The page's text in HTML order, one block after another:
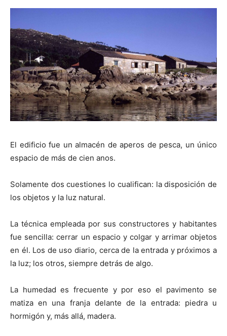
El edificio fue un almacén de aperos de pesca, un único
espacio de más de cien anos.
Solamente dos cuestiones lo cualifican: la disposición de
los objetos y la luz natural.
La técnica empleada por sus constructores y habitantes
fue sencilla: cerrar un espacio y colgar y arrimar objetos
en él. Los de uso diario, cerca de la entrada y próximos a
la luz; los otros, siempre detrás de algo.
La humedad es frecuente y por eso el pavimento se
matiza en una franja delante de la entrada: piedra u
hormigón y, más allá, madera.